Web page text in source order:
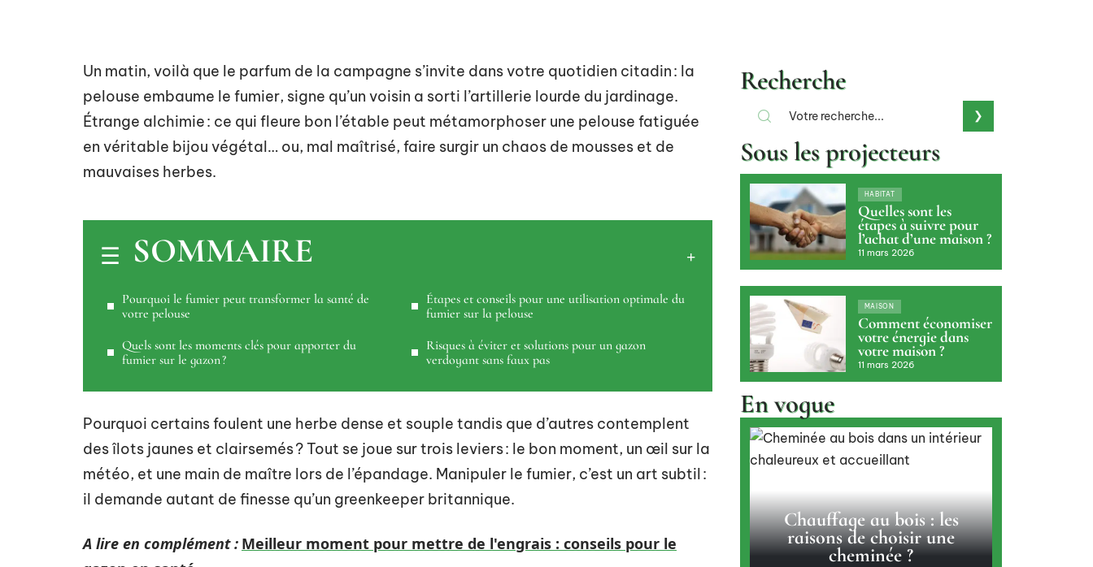
Un matin, voilà que le parfum de la campagne s’invite dans votre quotidien citadin : la
pelouse embaume le fumier, signe qu’un voisin a sorti l’artillerie lourde du jardinage.
Étrange alchimie : ce qui fleure bon l’étable peut métamorphoser une pelouse fatiguée
en véritable bijou végétal… ou, mal maîtrisé, faire surgir un chaos de mousses et de
mauvaises herbes.
SOMMAIRE
Pourquoi le fumier peut transformer la santé de
votre pelouse
Quels sont les moments clés pour apporter du
fumier sur le gazon ?
Étapes et conseils pour une utilisation optimale du
fumier sur la pelouse
Risques à éviter et solutions pour un gazon
verdoyant sans faux pas
Pourquoi certains foulent une herbe dense et souple tandis que d’autres contemplent
des îlots jaunes et clairsemés ? Tout se joue sur trois leviers : le bon moment, un œil sur la
météo, et une main de maître lors de l’épandage. Manipuler le fumier, c’est un art subtil :
il demande autant de finesse qu’un greenkeeper britannique.
A lire en complément : Meilleur moment pour mettre de l'engrais : conseils pour le
Recherche
Sous les projecteurs
HABITAT
Quelles sont les
étapes à suivre pour
l’achat d’une maison ?
11 mars 2026
MAISON
Comment économiser
votre énergie dans
votre maison ?
11 mars 2026
En vogue
Chauffage au bois : les
raisons de choisir une
cheminée ?